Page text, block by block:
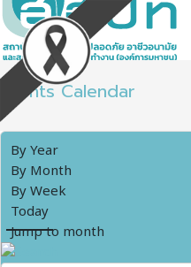
Events Calendar
By Year
By Month
By Week
Today
Jump to month